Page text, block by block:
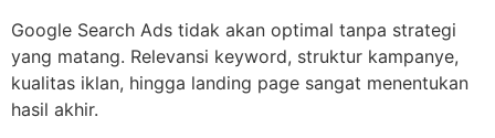
Google Search Ads tidak akan optimal tanpa strategi
yang matang. Relevansi keyword, struktur kampanye,
kualitas iklan, hingga landing page sangat menentukan
hasil akhir.